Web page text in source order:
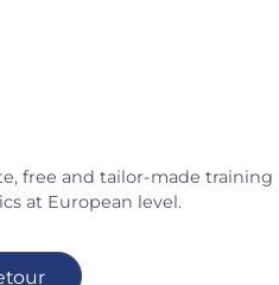
free and tailor-made training
at European level.